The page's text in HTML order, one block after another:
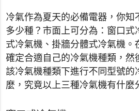
冷氣作為夏天的必備電器，你知
多少種？市面上可分為：窗口式
式冷氣機、掛牆分體式冷氣機。
確定合適自己的冷氣機種類，然
該冷氣機種類下進行不同型號的
麼，究竟以上三種冷氣機有什麼